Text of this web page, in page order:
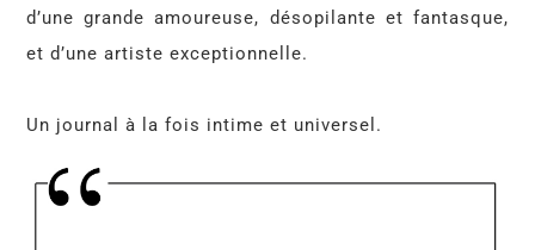
d’une grande amoureuse, désopilante et fantasque,
et d’une artiste exceptionnelle.
Un journal à la fois intime et universel.